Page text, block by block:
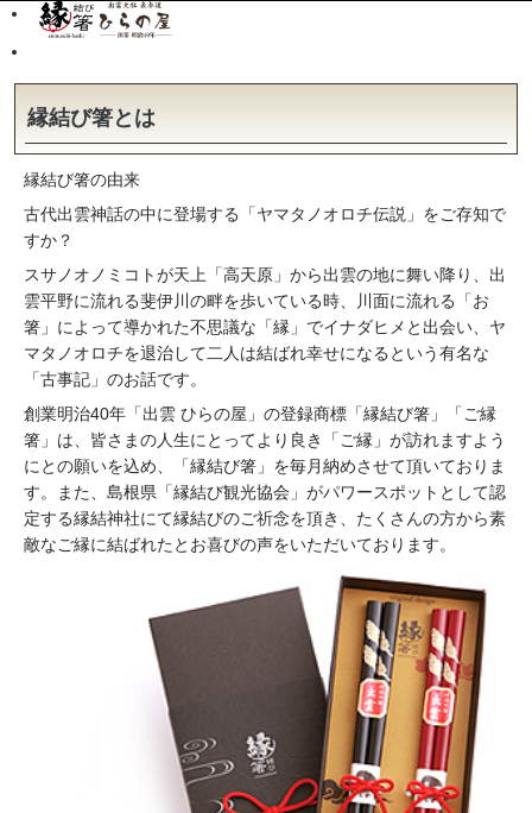
縁結び箸とは
縁結び箸の由来
古代出雲神話の中に登場する「ヤマタノオロチ伝説」をご存知で
すか？
スサノオノミコトが天上「高天原」から出雲の地に舞い降り、出
雲平野に流れる斐伊川の畔を歩いている時、川面に流れる「お
箸 」によって導かれた不思議な「縁」でイナダヒメと出会い、ヤ
マタノオロチを退治して二人は結ばれ幸せになるという有名な
「古事記」のお話です。
創業明治40年「出雲 ひらの屋」の登録商標「縁結び箸」「ご縁
箸」は、皆さまの人生にとってより良き「ご縁」が訪れますよう
にとの願いを込め、「縁結び箸」を毎月納めさせて頂いておりま
す。また、島根県「縁結び観光協会」がパワースポットとして認
定する縁結神社にて縁結びのご祈念を頂き、たくさんの方から素
敵なご縁に結ばれたとお喜びの声をいただいております。